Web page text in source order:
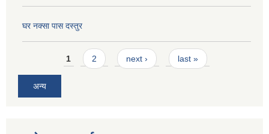
घर नक्सा पास दस्तुर
Pages1 2 next › last »
अन्य